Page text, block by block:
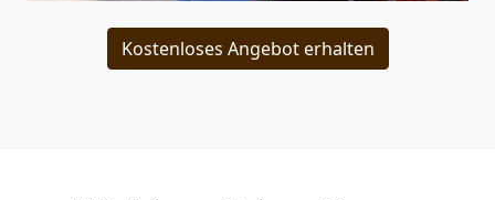
Kostenloses Angebot erhalten